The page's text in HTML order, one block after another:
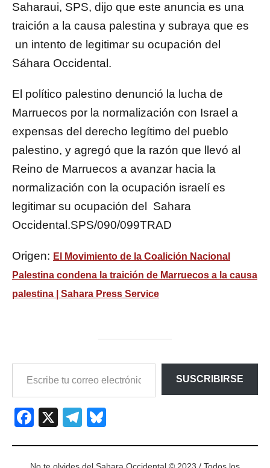
Saharaui, SPS, dijo que este anuncia es una
traición a la causa palestina y subraya que es
un intento de legitimar su ocupación del
Sáhara Occidental.
El político palestino denunció la lucha de
Marruecos por la normalización con Israel a
expensas del derecho legítimo del pueblo
palestino, y agregó que la razón que llevó al
Reino de Marruecos a avanzar hacia la
normalización con la ocupación israelí es
legitimar su ocupación del Sahara
Occidental.SPS/090/099TRAD
Origen: El Movimiento de la Coalición Nacional
Palestina condena la traición de Marruecos a la causa
palestina | Sahara Press Service
SUSCRIBIRSE
Facebook
X Telegram